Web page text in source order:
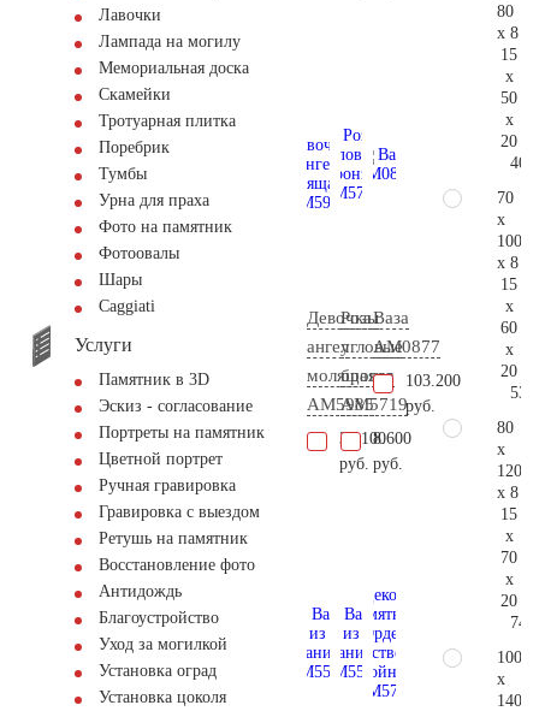
Лавочки
Лампада на могилу
Мемориальная доска
Скамейки
Тротуарная плитка
Поребрик
Тумбы
Урна для праха
Фото на памятник
Фотоовалы
Шары
Сaggiati
Услуги
Памятник в 3D
Эскиз - согласование
Портреты на памятник
Цветной портрет
Ручная гравировка
Гравировка с выездом
Ретушь на памятник
Восстановление фото
Антидождь
Благоустройство
Уход за могилкой
Установка оград
Установка цоколя
Девочка
ангел
молящаяся
AM5985
37.100
руб.
Розы
угловые
бронза
AM5719
8.600
руб.
Ваза
AM0877
103.200
руб.
80
x 8
15
x
50
x
20
70
x
100
x 8
15
x
60
x
20
80
x
120
x 8
15
x
70
x
20
100
x
140